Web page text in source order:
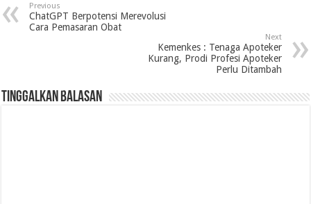
Previous
ChatGPT Berpotensi Merevolusi
Cara Pemasaran Obat
Next
Kemenkes : Tenaga Apoteker
Kurang, Prodi Profesi Apoteker
Perlu Ditambah
Tinggalkan Balasan